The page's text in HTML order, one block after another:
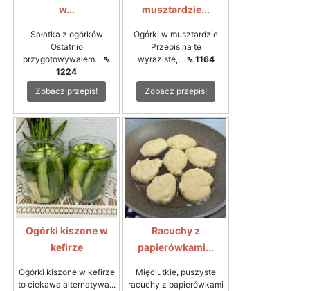
w...
Sałatka z ogórków
Ostatnio
przygotowywałem... ⇖
1224
Zobacz przepis!
musztardzie...
Ogórki w musztardzie
Przepis na te
wyraziste,... ⇖ 1164
Zobacz przepis!
Ogórki kiszone w
kefirze
Ogórki kiszone w kefirze
to ciekawa alternatywa...
Racuchy z
papierówkami...
Mięciutkie, puszyste
racuchy z papierówkami